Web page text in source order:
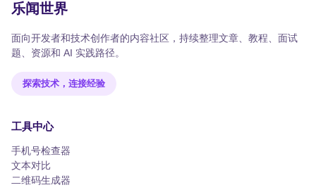
乐闻世界
面向开发者和技术创作者的内容社区，持续整理文章、教程、面试
题、资源和 AI 实践路径。
探索技术，连接经验
工具中心
手机号检查器
文本对比
二维码生成器